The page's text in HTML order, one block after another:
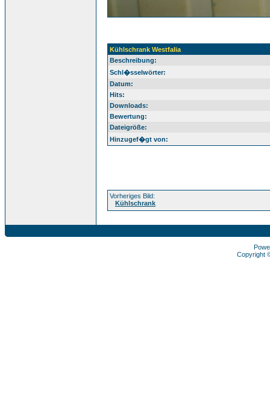
Kühlschrank Westfalia
Beschreibung:
Schl�sselwörter:
Datum:
Hits:
Downloads:
Bewertung:
Dateigröße:
Hinzugef�gt von:
Vorheriges Bild:
Kühlschrank
Copyright